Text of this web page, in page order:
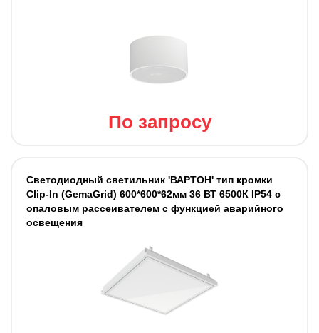
По запросу
Светодиодный светильник 'ВАРТОН' тип кромки
Clip-In (GemaGrid) 600*600*62мм 36 ВТ 6500К IP54 с
опаловым рассеивателем с функцией аварийного
освещения